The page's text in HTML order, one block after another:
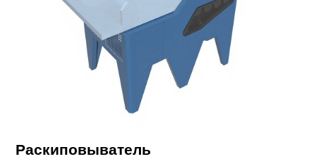
Раскиповыватель